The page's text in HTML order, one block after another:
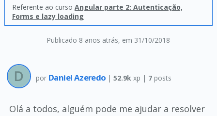
Publicado 8 anos atrás, em 31/10/2018
Referente ao curso Angular parte 2: Autenticação,
Forms e lazy loading
por Daniel Azeredo | 52.9k xp | 7posts
Olá a todos, alguém pode me ajudar a resolver